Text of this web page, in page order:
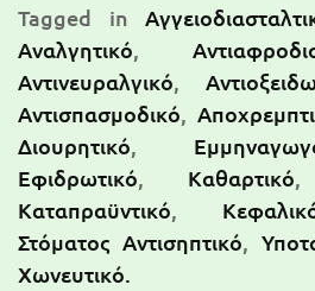
Tagged in
Αναλγητικό,
Αντινευραλγικό,
Αντισπασμοδικό,
Διουρητικό,
Εφιδρωτικό, Καθαρτικό
Καταπραϋντικό,
Στόματος Αντισηπτικό,
Χωνευτικό.